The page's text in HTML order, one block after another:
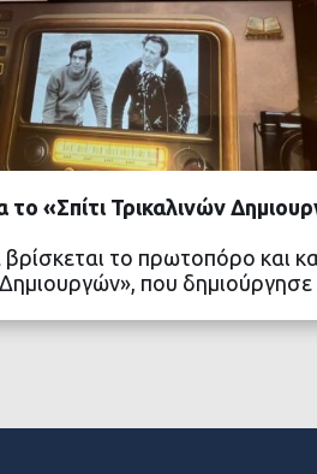
ΔΙΑΒΑΣΤΕ ΠΕΡΙΣΣΟΤΕΡΑ
το «Σπίτι Τρικαλινών
βρίσκεται το πρωτοπόρο και
Δημιουργών», που